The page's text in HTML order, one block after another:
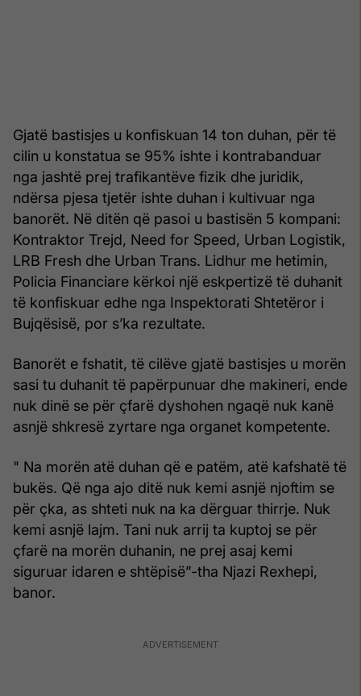
Gjatë bastisjes u konfiskuan 14 ton duhan, për të
cilin u konstatua se 95% ishte i kontrabanduar
nga jashtë prej trafikantëve fizik dhe juridik,
ndërsa pjesa tjetër ishte duhan i kultivuar nga
banorët. Në ditën që pasoi u bastisën 5 kompani:
Kontraktor Trejd, Need for Speed, Urban Logistik,
LRB Fresh dhe Urban Trans. Lidhur me hetimin,
Policia Financiare kërkoi një eskpertizë të duhanit
të konfiskuar edhe nga Inspektorati Shtetëror i
Bujqësisë, por s’ka rezultate.
Banorët e fshatit, të cilëve gjatë bastisjes u morën
sasi tu duhanit të papërpunuar dhe makineri, ende
nuk dinë se për çfarë dyshohen ngaqë nuk kanë
asnjë shkresë zyrtare nga organet kompetente.
" Na morën atë duhan që e patëm, atë kafshatë të
bukës. Që nga ajo ditë nuk kemi asnjë njoftim se
për çka, as shteti nuk na ka dërguar thirrje. Nuk
kemi asnjë lajm. Tani nuk arrij ta kuptoj se për
çfarë na morën duhanin, ne prej asaj kemi
siguruar idaren e shtëpisë”-tha Njazi Rexhepi,
banor.